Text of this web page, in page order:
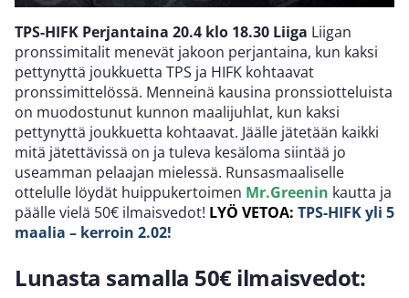
TPS-HIFK Perjantaina 20.4 klo 18.30 Liiga Liigan
pronssimitalit menevät jakoon perjantaina, kun kaksi
pettynyttä joukkuetta TPS ja HIFK kohtaavat
pronssimittelössä. Menneinä kausina pronssiotteluista
on muodostunut kunnon maalijuhlat, kun kaksi
pettynyttä joukkuetta kohtaavat. Jäälle jätetään kaikki
mitä jätettävissä on ja tuleva kesäloma siintää jo
useamman pelaajan mielessä. Runsasmaaliselle
ottelulle löydät huippukertoimen Mr.Greenin kautta ja
päälle vielä 50€ ilmaisvedot! LYÖ VETOA: TPS-HIFK yli 5
maalia – kerroin 2.02!
Lunasta samalla 50€ ilmaisvedot: